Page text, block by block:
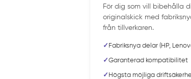
För dig som vill bibehålla
originalskick med
från tillverkaren.
✓ Fabriksnya delar (HP,
✓Garanterad kompatibilitet
✓ Högsta möjliga